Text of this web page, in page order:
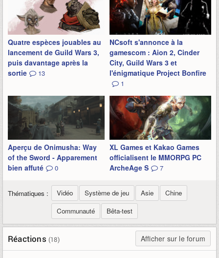
Quatre espèces jouables au
lancement de Guild Wars 3,
puis davantage après la
sortie
13
NCsoft s'annonce à la
gamescom : Aion 2, Cinder
City, Guild Wars 3 et
l'énigmatique Project Bonfire
1
Aperçu de Onimusha: Way
of the Sword - Apparement
bien affuté
0
XL Games et Kakao Games
officialisent le MMORPG PC
ArcheAge S
7
Thématiques : Vidéo Système de jeu Asie
Chine
Communauté
Bêta-test
Réactions (18) Afficher sur le forum